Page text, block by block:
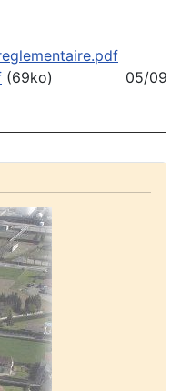
(69ko) 05/09/